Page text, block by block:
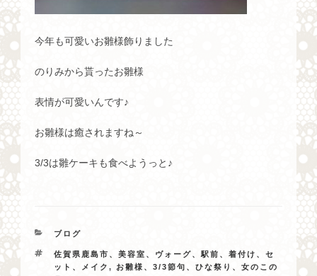
今年も可愛いお雛様飾りました
のりみから貰ったお雛様
表情が可愛いんです♪
お雛様は癒されますね～
3/3は雛ケーキも食べようっと♪
カ
ゴ
リ
ブログ
タ
グ
佐賀県鹿島市、美容室、ヴォーグ、駅前、着付け、セ
ット、メイク, お雛様、3/3節句、ひな祭り、女のこの